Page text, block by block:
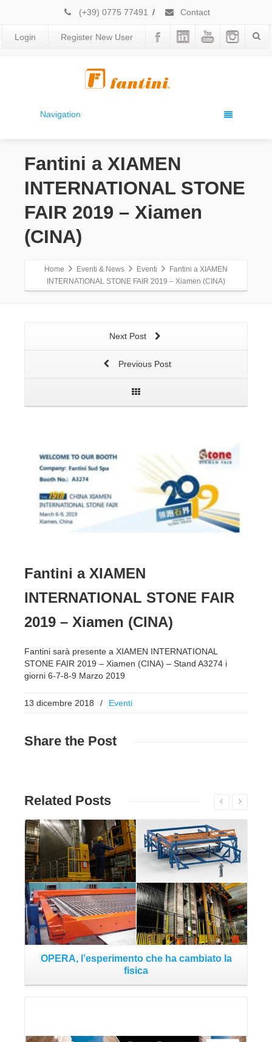
(+39) 0775 77491 / Contact
Login Register New User
Navigation
Fantini a XIAMEN
INTERNATIONAL STONE
FAIR 2019 – Xiamen
(CINA)
Home Eventi & News Eventi
Fantini a XIAMEN
INTERNATIONAL STONE FAIR 2019 – Xiamen (CINA)
Next Post
Previous Post
Fantini a XIAMEN
INTERNATIONAL STONE FAIR
2019 – Xiamen (CINA)
Fantini sarà presente a XIAMEN INTERNATIONAL
STONE FAIR 2019 – Xiamen (CINA) – Stand A3274 i
giorni 6-7-8-9 Marzo 2019
13 dicembre 2018 / Eventi
Share the Post
Related Posts
OPERA, l’esperimento che ha cambiato la
fisica